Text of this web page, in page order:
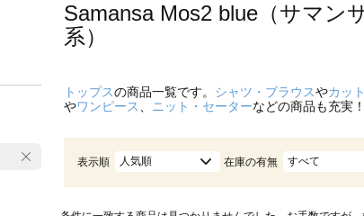
Samansa Mos2 blue（サマン
系）
トップスの商品一覧です。 シャツ・ブラウスやカッ
やワンピース ニット・セーターなどの商品も充実！
表示順 人気順 在庫の有無 すべて